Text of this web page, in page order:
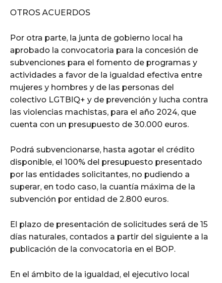
OTROS ACUERDOS
Por otra parte, la junta de gobierno local ha
aprobado la convocatoria para la concesión de
subvenciones para el fomento de programas y
actividades a favor de la igualdad efectiva entre
mujeres y hombres y de las personas del
colectivo LGTBIQ+ y de prevención y lucha contra
las violencias machistas, para el año 2024, que
cuenta con un presupuesto de 30.000 euros.
Podrá subvencionarse, hasta agotar el crédito
disponible, el 100% del presupuesto presentado
por las entidades solicitantes, no pudiendo a
superar, en todo caso, la cuantía máxima de la
subvención por entidad de 2.800 euros.
El plazo de presentación de solicitudes será de 15
días naturales, contados a partir del siguiente a la
publicación de la convocatoria en el BOP.
En el ámbito de la igualdad, el ejecutivo local